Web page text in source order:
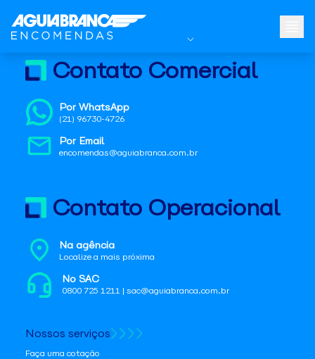
Contato Comercial
Por WhatsApp
(21) 96730-4726
Por Email
encomendas@aguiabranca.com.br
Contato Operacional
Na agência
Localize a mais próxima
No SAC
0800 725 1211 | sac@aguiabranca.com.br
Nossos serviços
Faça uma cotação